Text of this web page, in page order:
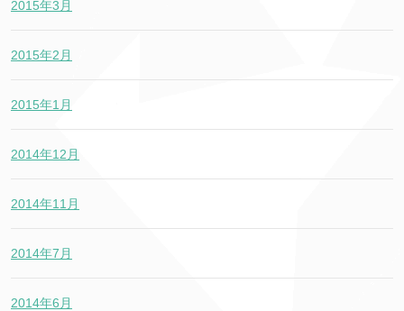
2015年3月
2015年2月
2015年1月
2014年12月
2014年11月
2014年7月
2014年6月